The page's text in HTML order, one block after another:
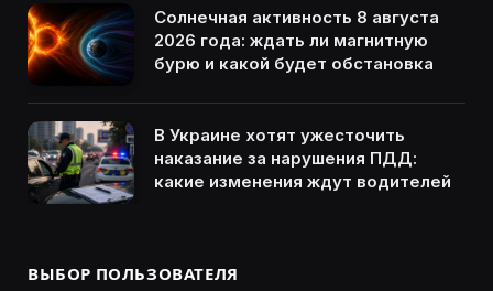
Солнечная активность 8 августа
2026 года: ждать ли магнитную
бурю и какой будет обстановка
В Украине хотят ужесточить
наказание за нарушения ПДД:
какие изменения ждут водителей
ВЫБОР ПОЛЬЗОВАТЕЛЯ